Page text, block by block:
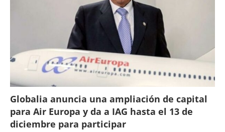
Globalia anuncia una ampliación de capital
para Air Europa y da a IAG hasta el 13 de
diciembre para participar